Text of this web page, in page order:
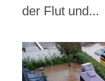
der Flut und...